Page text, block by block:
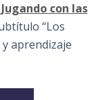
Jugando con las
“Los
aprendizaje